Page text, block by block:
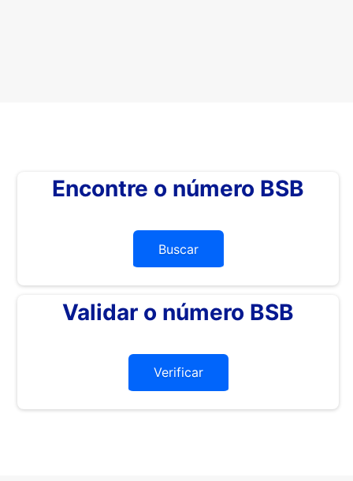
Encontre o número BSB
Buscar
Validar o número BSB
Verificar